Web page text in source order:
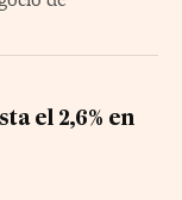
el 2,6% en